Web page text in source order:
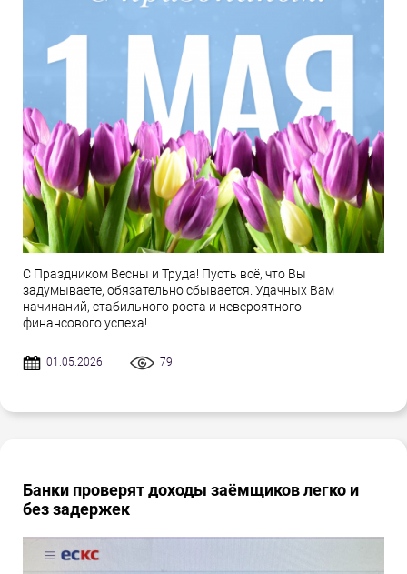
С Праздником Весны и Труда! Пусть всё, что Вы
задумываете, обязательно сбывается. Удачных Вам
начинаний, стабильного роста и невероятного
финансового успеха!
01.05.2026 79
Банки проверят доходы заёмщиков легко и
без задержек